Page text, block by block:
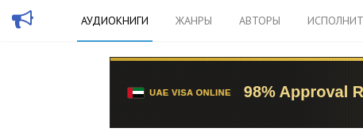
АУДИОКНИГИ ЖАНРЫ АВТОРЫ